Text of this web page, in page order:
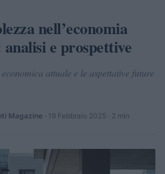
nell’economia
e prospettive
attuale e le aspettative future
Magazine · 19 Febbraio 2025 · 2 min